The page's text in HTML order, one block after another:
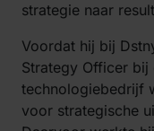
strategie naar
Voordat hij bij
Strategy Officer bij
technologiebedrijf
voor strategische